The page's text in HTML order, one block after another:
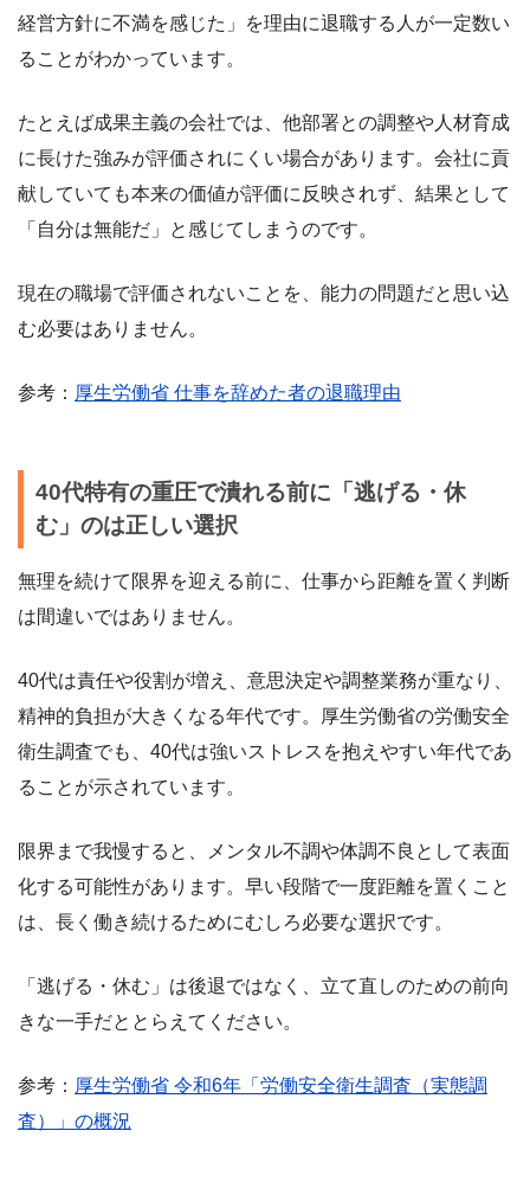
経営方針に不満を感じた」を理由に退職する人が一定数い
ることがわかっています。
たとえば成果主義の会社では、他部署との調整や人材育成
に長けた強みが評価されにくい場合があります。会社に貢
献していても本来の価値が評価に反映されず、結果として
「自分は無能だ」と感じてしまうのです。
現在の職場で評価されないことを、能力の問題だと思い込
む必要はありません。
参考： 厚生労働省 仕事を辞めた者の退職理由
40代特有の重圧で潰れる前に「逃げる・休
む」のは正しい選択
無理を続けて限界を迎える前に、仕事から距離を置く判断
は間違いではありません。
40代は責任や役割が増え、意思決定や調整業務が重なり、
精神的負担が大きくなる年代です。厚生労働省の労働安全
衛生調査でも、40代は強いストレスを抱えやすい年代であ
ることが示されています。
限界まで我慢すると、メンタル不調や体調不良として表面
化する可能性があります。早い段階で一度距離を置くこと
は、長く働き続けるためにむしろ必要な選択です。
「逃げる・休む」は後退ではなく、立て直しのための前向
きな一手だととらえてください。
参考： 厚生労働省 令和6年「労働安全衛生調査（実態調
査）」の概況